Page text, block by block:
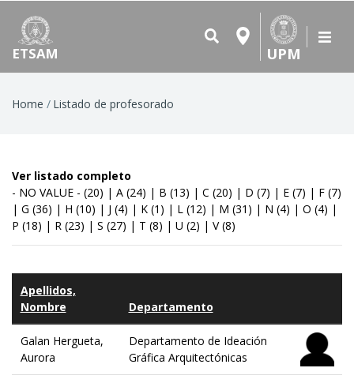
ETSAM UPM
Breadcrumb
Home Listado de profesorado
Ver listado completo
- NO VALUE - (20) | A (24) | B (13) | C (20) | D (7) | E (7) | F (7)
| G (36) | H (10) | J (4) | K (1) | L (12) | M (31) | N (4) | O (4) |
P (18) | R (23) | S (27) | T (8) | U (2) | V(8)
Apellidos,
Nombre
Departamento
Galan Hergueta,
Aurora
Departamento de Ideación
Gráfica Arquitectónicas